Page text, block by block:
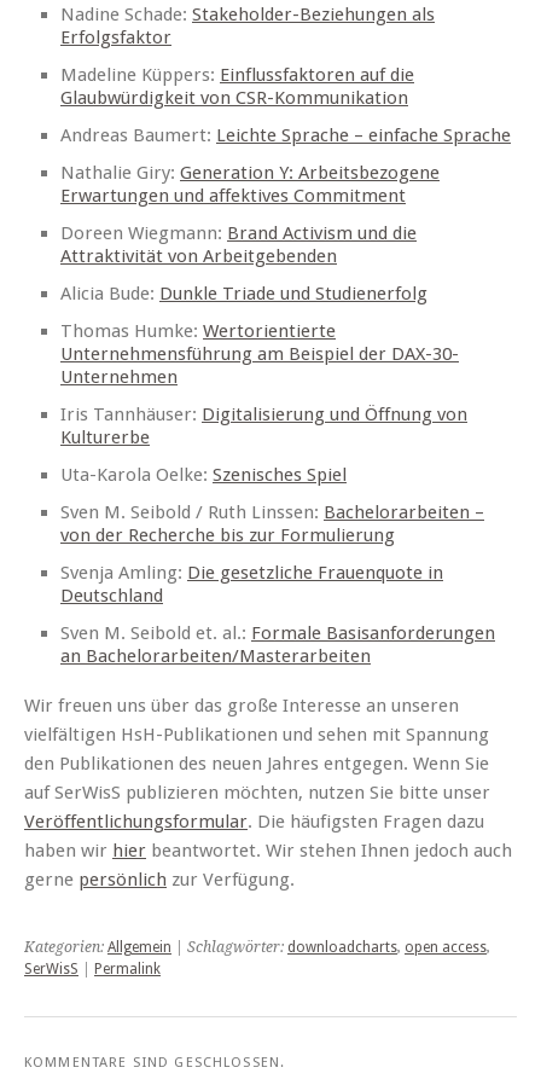
Nadine Schade: Stakeholder-Beziehungen als
Erfolgsfaktor
Madeline Küppers: Einflussfaktoren auf die
Glaubwürdigkeit von CSR-Kommunikation
Andreas Baumert: Leichte Sprache – einfache Sprache
Nathalie Giry: Generation Y: Arbeitsbezogene
Erwartungen und affektives Commitment
Doreen Wiegmann: Brand Activism und die
Attraktivität von Arbeitgebenden
Alicia Bude: Dunkle Triade und Studienerfolg
Thomas Humke: Wertorientierte
Unternehmensführung am Beispiel der DAX-30-
Unternehmen
Iris Tannhäuser: Digitalisierung und Öffnung von
Kulturerbe
Uta-Karola Oelke: Szenisches Spiel
Sven M. Seibold / Ruth Linssen: Bachelorarbeiten –
von der Recherche bis zur Formulierung
Svenja Amling: Die gesetzliche Frauenquote in
Deutschland
Sven M. Seibold et. al.: Formale Basisanforderungen
an Bachelorarbeiten/Masterarbeiten
Wir freuen uns über das große Interesse an unseren
vielfältigen HsH-Publikationen und sehen mit Spannung
den Publikationen des neuen Jahres entgegen. Wenn Sie
auf SerWisS publizieren möchten, nutzen Sie bitte unser
Veröffentlichungsformular. Die häufigsten Fragen dazu
haben wir hier beantwortet. Wir stehen Ihnen jedoch auch
gerne persönlich zur Verfügung.
Kategorien: Allgemein | Schlagwörter: downloadcharts, open access,
SerWisS
Permalink
KOMMENTARE SIND GESCHLOSSEN.